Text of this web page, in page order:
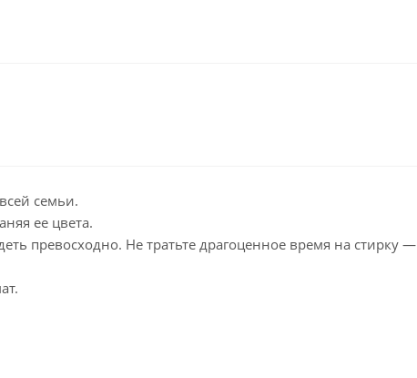
семьи.
ее цвета.
превосходно. Не тратьте драгоценное время на стирку —